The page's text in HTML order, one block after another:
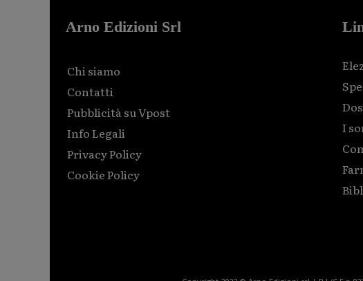
Arno Edizioni Srl
Chi siamo
Contatti
Pubblicità su Vpost
Info Legali
Privacy Policy
Cookie Policy
I